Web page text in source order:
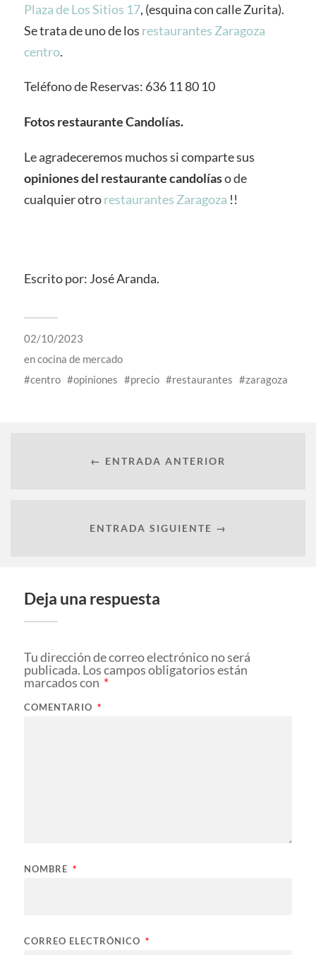
Plaza de Los Sitios 17, (esquina con calle Zurita).
Se trata de uno de los restaurantes Zaragoza
centro.
Teléfono de Reservas: 636 11 80 10
Fotos restaurante Candolías.
Le agradeceremos muchos si comparte sus
opiniones del restaurante candolíaso de
cualquier otrorestaurantes Zaragoza !!
Escrito por: José Aranda.
02/10/2023
encocina de mercado
centro
opiniones precio restaurantes zaragoza
← ENTRADA ANTERIOR
ENTRADA SIGUIENTE →
Deja una respuesta
Tu dirección de correo electrónico no será
publicada. Los campos obligatorios están
marcados con *
COMENTARIO *
NOMBRE *
CORREO ELECTRÓNICO *